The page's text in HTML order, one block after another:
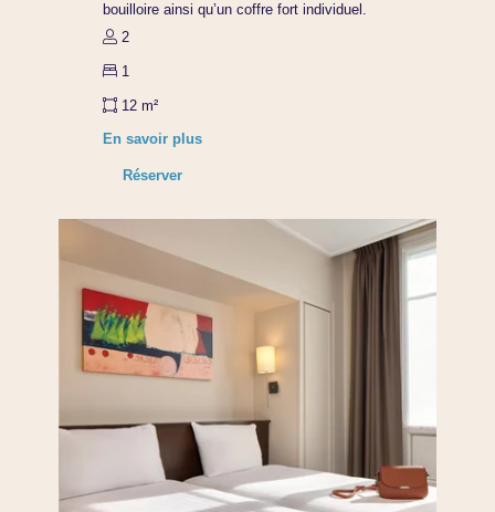
bouilloire ainsi qu’un coffre fort individuel.
2
1
12 m²
En savoir plus
Réserver